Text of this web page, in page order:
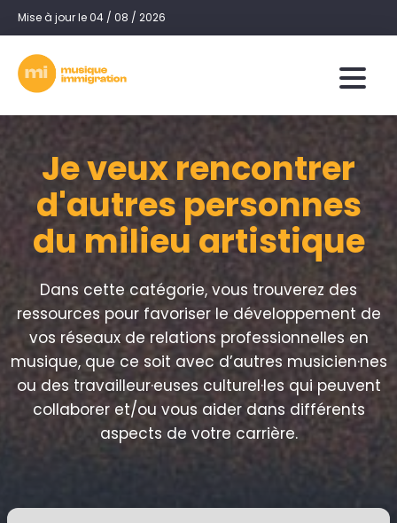
Mise à jour le 04 / 08 / 2026
Je veux rencontrer
d'autres personnes
du milieu artistique
Dans cette catégorie, vous trouverez des
ressources pour favoriser le développement de
vos réseaux de relations professionnelles en
musique, que ce soit avec d’autres musicien·nes
ou des travailleur·euses culturel·les qui peuvent
collaborer et/ou vous aider dans différents
aspects de votre carrière.